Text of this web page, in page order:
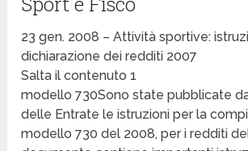
23 gen. 2008 – Attività sportive:
dichiarazione dei redditi 2007
Salta il contenuto 1
modello 730Sono state pubblicate
delle Entrate le istruzioni per la
modello 730 del 2008, per i redditi